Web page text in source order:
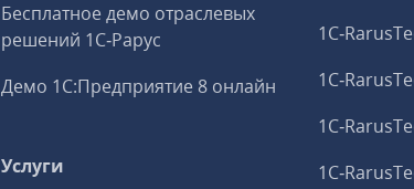
Бесплатное демо отраслевых
решений 1С‑Рарус
Демо 1С:Предприятие 8 онлайн
Услуги